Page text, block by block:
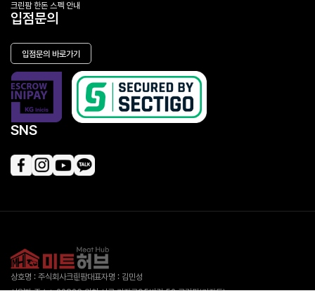
크린팜 한돈 스펙 안내
입점문의
입점문의 바로가기
SNS
상호명 : 주식회사크린팜대표자명 : 김민성
사업자 주소 : 22826 인천 서구 가좌로95번길 52 크린팜(가좌동)